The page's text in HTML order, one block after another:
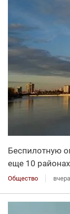
Беспилотную
еще 10
Общество